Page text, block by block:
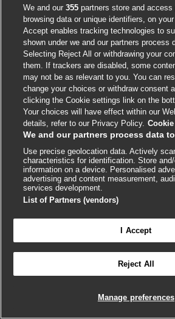
El uso de este contenido está sujeto
exención de responsabilidad
Inicie sesión para acceder a todo
Browse
Recent updates
Specialties
Calculators
Evidence
Services
We and our355 partners store and
browsing data or unique identifiers, on
Accept enables tracking technologies to
shown under we and our partners process
Selecting Reject All or withdrawing your
them. If trackers are disabled, some
may not be as relevant to you. You can
change your choices or withdraw consent
clicking the Cookie settings link on the
Your choices will have effect within our
details, refer to our Privacy Policy.
We and our partners process data
Use precise geolocation data. Actively
characteristics for identification. Store
information on a device. Personalised
advertising and content measurement,
services development.
List of Partners (vendors)
I Accept
Reject All
Manage preferences